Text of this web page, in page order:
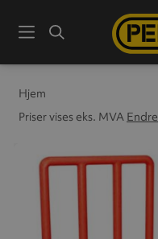
MenySøk
Hjem
Priser vises eks. MVA Endre